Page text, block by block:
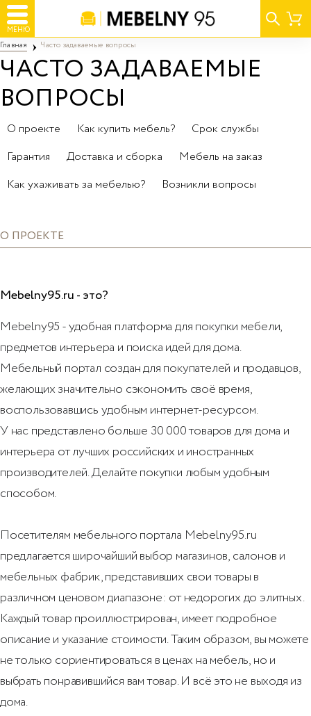
МЕНЮ
Главная Часто задаваемые вопросы
ЧАСТО ЗАДАВАЕМЫЕ
ВОПРОСЫ
О проекте Как купить мебель?
Срок службы
Гарантия
Доставка и сборка
Мебель на заказ
Как ухаживать за мебелью?
Возникли вопросы
О ПРОЕКТЕ
Mebelny95.ru - это?
Mebelny95 - удобная платформа для покупки мебели,
предметов интерьера и поиска идей для дома.
Мебельный портал создан для покупателей и продавцов,
желающих значительно сэкономить своё время,
воспользовавшись удобным интернет-ресурсом.
У нас представлено больше 30 000 товаров для дома и
интерьера от лучших российских и иностранных
производителей. Делайте покупки любым удобным
способом.
Посетителям мебельного портала Mebelny95.ru
предлагается широчайший выбор магазинов, салонов и
мебельных фабрик, представивших свои товары в
различном ценовом диапазоне: от недорогих до элитных.
Каждый товар проиллюстрирован, имеет подробное
описание и указание стоимости. Таким образом, вы можете
не только сориентироваться в ценах на мебель, но и
выбрать понравившийся вам товар. И всё это не выходя из
дома.